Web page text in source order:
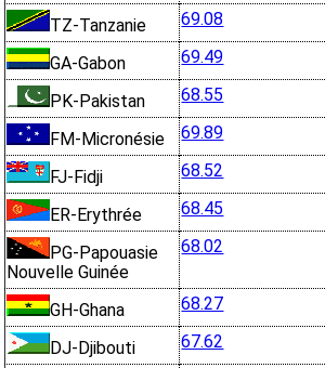
TZ-Tanzanie 69.08
GA-Gabon 69.49
PK-Pakistan 68.55
FM-Micronésie 69.89
FJ-Fidji 68.52
ER-Erythrée 68.45
PG-Papouasie
Nouvelle Guinée
68.02
GH-Ghana 68.27
DJ-Djibouti 67.62